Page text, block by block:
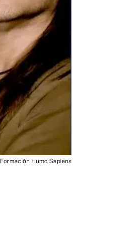
Formación Humo Sapiens